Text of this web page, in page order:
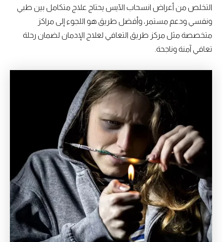
التخلص من أعراض انسحاب الآيس يحتاج علاج متكامل بين طبي
ونفسي ودعم مستمر، وأفضل طريق هو اللجوء إلى مراكز
متخصصة مثل مركز طريق التعافي لعلاج الإدمان لضمان رحلة
تعافي آمنة وناجحة.